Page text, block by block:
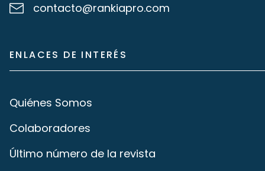
contacto@rankiapro.com
ENLACES DE INTERÉS
Quiénes Somos
Colaboradores
Último número de la revista